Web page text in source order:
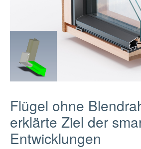
Flügel ohne
erklärte Ziel der
Entwicklungen